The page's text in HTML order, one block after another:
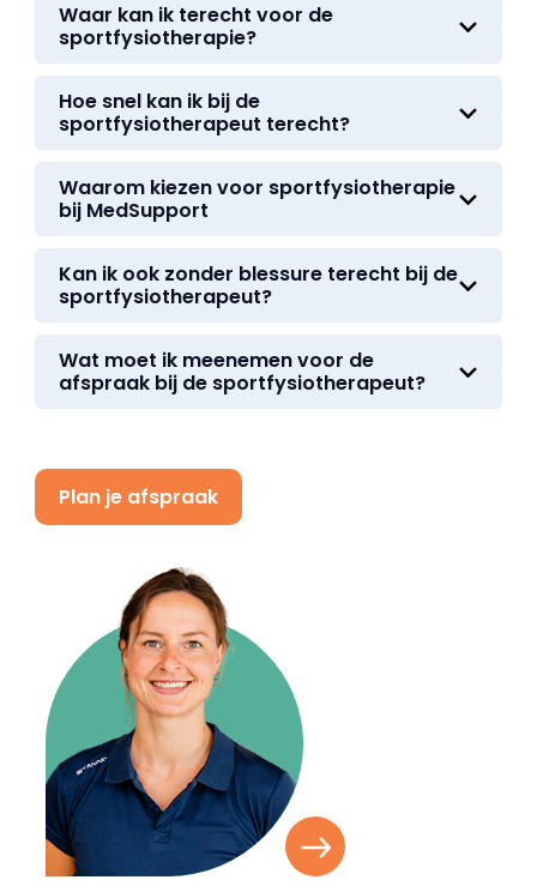
Waar kan ik terecht voor de
sportfysiotherapie?
Hoe snel kan ik bij de
sportfysiotherapeut terecht?
Waarom kiezen voor sportfysiotherapie
bij MedSupport
Kan ik ook zonder blessure terecht bij de
sportfysiotherapeut?
Wat moet ik meenemen voor de
afspraak bij de sportfysiotherapeut?
Plan je afspraak